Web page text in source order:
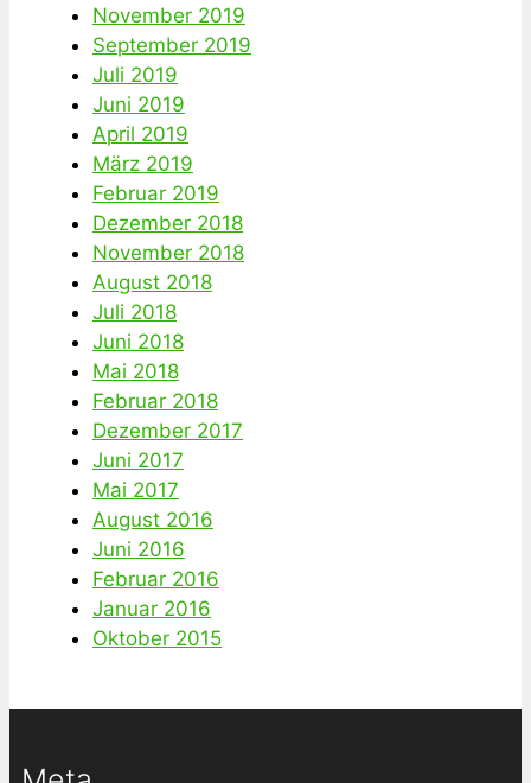
November 2019
September 2019
Juli 2019
Juni 2019
April 2019
März 2019
Februar 2019
Dezember 2018
November 2018
August 2018
Juli 2018
Juni 2018
Mai 2018
Februar 2018
Dezember 2017
Juni 2017
Mai 2017
August 2016
Juni 2016
Februar 2016
Januar 2016
Oktober 2015